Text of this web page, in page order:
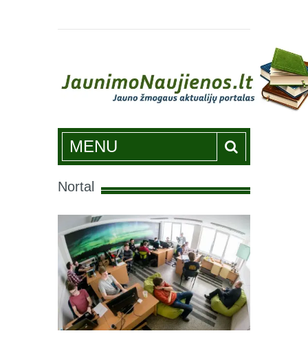
Jaunimonaujienos.lt
MENU
Nortal